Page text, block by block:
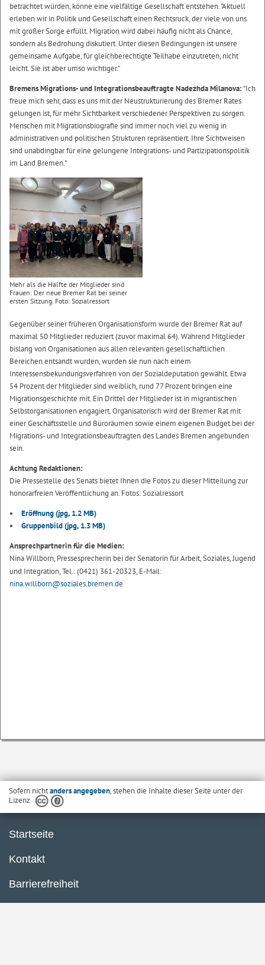
betrachtet würden, könne eine vielfältige Gesellschaft entstehen. "Aktuell
erleben wir in Politik und Gesellschaft einen Rechtsruck, der viele von uns
mit großer Sorge erfüllt. Migration wird dabei häufig nicht als Chance,
sondern als Bedrohung diskutiert. Unter diesen Bedingungen ist unsere
gemeinsame Aufgabe, für gleichberechtigte Teilhabe einzutreten, nicht
leicht. Sie ist aber umso wichtiger."
Bremens Migrations- und Integrationsbeauftragte Nadezhda Milanova:"Ich
freue mich sehr, dass es uns mit der Neustrukturierung des Bremer Rates
gelungen ist, für mehr Sichtbarkeit verschiedener Perspektiven zu sorgen.
Menschen mit Migrationsbiografie sind immer noch viel zu wenig in
administrativen und politischen Strukturen repräsentiert. Ihre Sichtweisen
sind unabdingbar für eine gelungene Integrations- und Partizipationspolitik
im Land Bremen."
Mehr als die Hälfte der Mitglieder sind
Frauen: Der neue Bremer Rat bei seiner
ersten Sitzung. Foto: Sozialressort
Gegenüber seiner früheren Organisationsform wurde der Bremer Rat auf
maximal 50 Mitglieder reduziert (zuvor maximal 64). Während Mitglieder
bislang von Organisationen aus allen relevanten gesellschaftlichen
Bereichen entsandt wurden, wurden sie nun nach einem
Interessensbekundungsverfahren von der Sozialdeputation gewählt. Etwa
54 Prozent der Mitglieder sind weiblich, rund 77 Prozent bringen eine
Migrationsgeschichte mit. Ein Drittel der Mitglieder ist in migrantischen
Selbstorganisationen engagiert. Organisatorisch wird der Bremer Rat mit
einer Geschäftsstelle und Büroräumen sowie einem eigenen Budget bei der
Migrations- und Integrationsbeauftragten des Landes Bremen angebunden
sein.
Achtung Redaktionen:
Die Pressestelle des Senats bietet Ihnen die Fotos zu dieser Mitteilung zur
honorarfreien Veröffentlichung an. Fotos: Sozialressort
Eröffnung(jpg, 1.2 MB)
Gruppenbild(jpg, 1.3 MB)
Ansprechpartnerin für die Medien:
Nina Willborn, Pressesprecherin bei der Senatorin für Arbeit, Soziales, Jugend
und Integration, Tel.: (0421) 361-20323, E-Mail:
nina.willborn@soziales.bremen.de
Sofern nichtanders angegeben, stehen die Inhalte dieser Seite unter der
Lizenz
Startseite
Kontakt
Barrierefreiheit